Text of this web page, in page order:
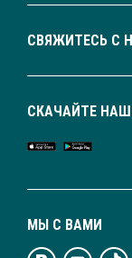
СВЯЖИТЕСЬ С
МЫ С ВАМИ
СКАЧАЙТЕ